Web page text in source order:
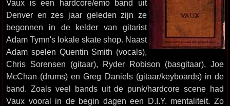
Vaux is een hardcore/emo band uit
Denver en zes jaar geleden zijn ze
begonnen in de kelder van gitarist
Adam Tymn's lokale skate shop. Naast
Adam spelen Quentin Smith (vocals),
Chris Sorensen (gitaar), Ryder Robison (basgitaar), Joe
McChan (drums) en Greg Daniels (gitaar/keyboards) in de
band. Zoals veel bands uit de punk/hardcore scene had
Vaux vooral in de begin dagen een D.I.Y. mentaliteit. Zo